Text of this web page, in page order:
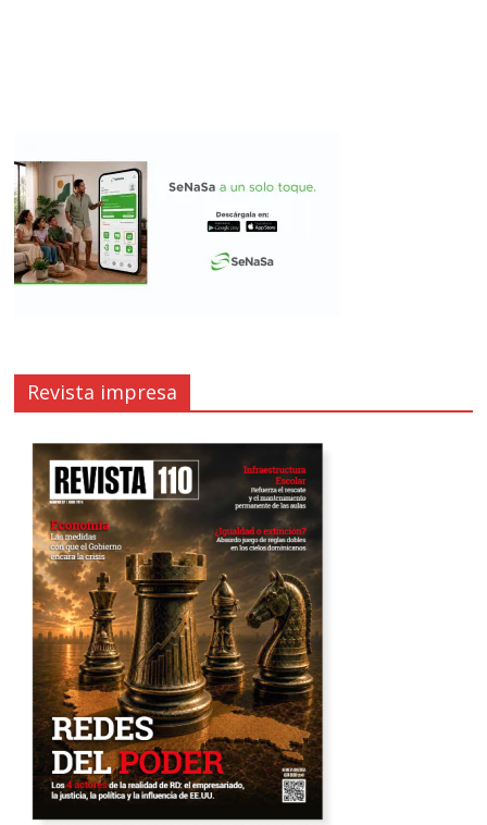
Revista impresa